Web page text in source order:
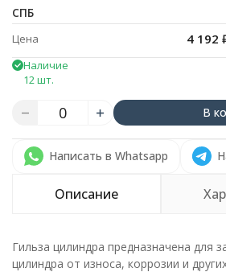
СПБ
Цена 4 192
Наличие
12 шт.
В
Написать в Whatsapp
Описание
Гильза цилиндра предназначена для
цилиндра от износа, коррозии и